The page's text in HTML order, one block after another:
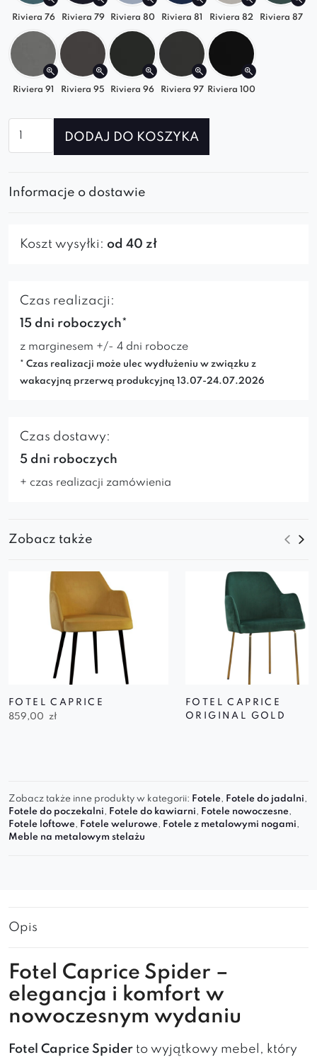
Riviera 76 Riviera 79 Riviera 80 Riviera 81 Riviera 82 Riviera 87
Riviera 91 Riviera 95 Riviera 96 Riviera 97 Riviera 100
Fotel
DODAJ DO KOSZYKA
Informacje o dostawie
Koszt wysyłki: od 40 zł
Czas realizacji:
15 dni roboczych*
z marginesem +/- 4 dni robocze
* Czas realizacji może ulec wydłużeniu w związku z
wakacyjną przerwą produkcyjną 13.07-24.07.2026
Czas dostawy:
5 dni roboczych
+ czas realizacji zamówienia
Zobacz także
FOTEL CAPRICE
859,00
zł
FOTEL CAPRICE
ORIGINAL GOLD
Zobacz także inne produkty w kategorii: Fotele, Fotele do jadalni,
Fotele do poczekalni, Fotele do kawiarni, Fotele nowoczesne,
Fotele loftowe, Fotele welurowe, Fotele z metalowymi nogami,
Meble na metalowym stelażu
Opis
Fotel Caprice Spider –
elegancja i komfort w
nowoczesnym wydaniu
Fotel Caprice Spider to wyjątkowy mebel, który